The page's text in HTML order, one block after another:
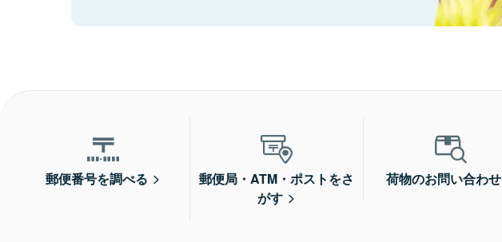
郵便番号を調べる
郵便局・ATM・ポストをさ
がす
荷物のお問い合わせ